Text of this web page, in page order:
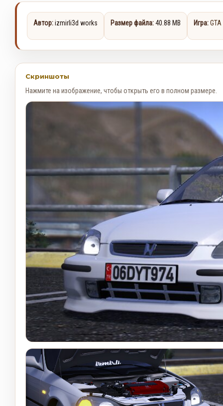
Автор:izmirli3d works Размер файла:40.88 MB Игра:GTA
Скриншоты
Нажмите на изображение, чтобы открыть его в полном размере.